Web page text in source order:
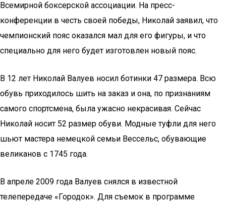
Всемирной боксерской ассоциации. На пресс-
конференции в честь своей победы, Николай заявил, что
чемпионский пояс оказался мал для его фигуры, и что
специально для него будет изготовлен новый пояс.
В 12 лет Николай Валуев носил ботинки 47 размера. Всю
обувь приходилось шить на заказ и она, по признаниям
самого спортсмена, была ужасно некрасивая. Сейчас
Николай носит 52 размер обуви. Модные туфли для него
шьют мастера немецкой семьи Вессельс, обувающие
великанов с 1745 года.
В апреле 2009 года Валуев снялся в известной
телепередаче «Городок». Для съемок в программе